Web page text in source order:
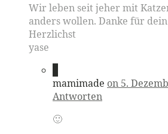
Wir leben seit jeher mit
anders wollen. Danke für
Herzlichst
yase
mamimade on 5.
Antworten
🙂